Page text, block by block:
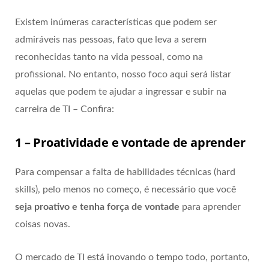
Existem inúmeras características que podem ser
admiráveis nas pessoas, fato que leva a serem
reconhecidas tanto na vida pessoal, como na
profissional. No entanto, nosso foco aqui será listar
aquelas que podem te ajudar a ingressar e subir na
carreira de TI – Confira:
1 – Proatividade e vontade de aprender
Para compensar a falta de habilidades técnicas (hard
skills), pelo menos no começo, é necessário que você
seja proativo e tenha força de vontade para aprender
coisas novas.
O mercado de TI está inovando o tempo todo, portanto,